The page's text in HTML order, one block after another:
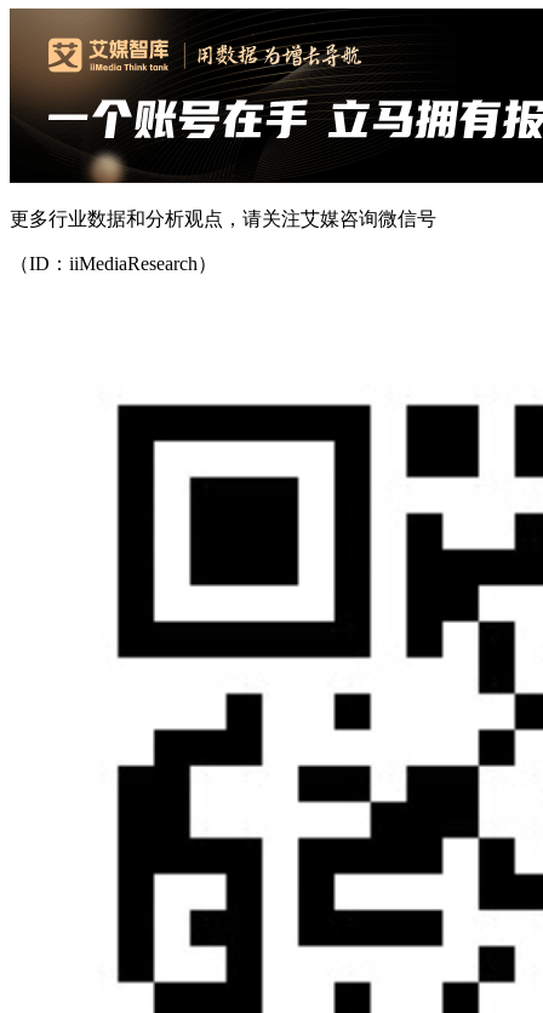
更多行业数据和分析观点，请关注艾媒咨询微信号
（ID：iiMediaResearch）